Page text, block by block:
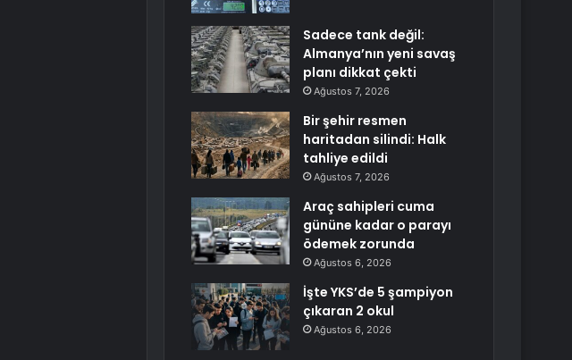
Sadece tank değil:
Almanya’nın yeni savaş
planı dikkat çekti
Ağustos 7, 2026
Bir şehir resmen
haritadan silindi: Halk
tahliye edildi
Ağustos 7, 2026
Araç sahipleri cuma
gününe kadar o parayı
ödemek zorunda
Ağustos 6, 2026
İşte YKS’de 5 şampiyon
çıkaran 2 okul
Ağustos 6, 2026